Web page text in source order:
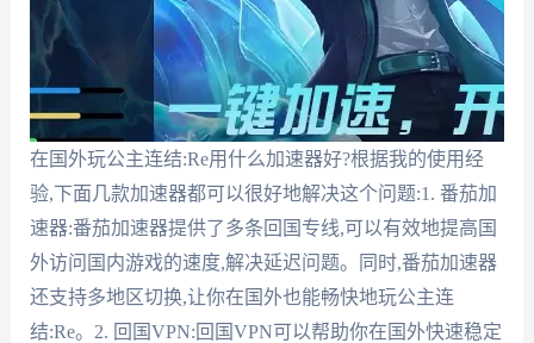
在国外玩公主连结:Re用什么加速器好?根据我的使用经
验,下面几款加速器都可以很好地解决这个问题:1. 番茄加
速器:番茄加速器提供了多条回国专线,可以有效地提高国
外访问国内游戏的速度,解决延迟问题。同时,番茄加速器
还支持多地区切换,让你在国外也能畅快地玩公主连
结:Re。2. 回国VPN:回国VPN可以帮助你在国外快速稳定